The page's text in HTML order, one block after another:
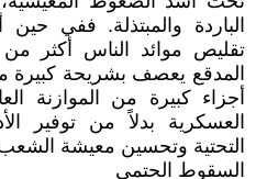
الباردة والمبتذلة. ففي
تقليص موائد الناس أكثر
المدقع يعصف بشريحة كبيرة
أجزاء كبيرة من الموازنة
العسكرية بدلاً من توفير
التحتية وتحسين معيشة
السقوط الحتمي